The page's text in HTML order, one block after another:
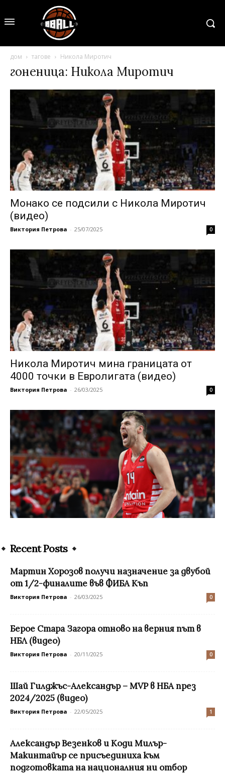
дом тагове Никола Миротич
гоненица: Никола Миротич
Монако се подсили с Никола Миротич
(видео)
Виктория Петрова - 25/07/2025 0
Никола Миротич мина границата от
4000 точки в Евролигата (видео)
Виктория Петрова - 26/03/2025 0
Recent Posts
Мартин Хорозов получи назначение за двубой
от 1/2-финалите във ФИБА Къп
Виктория Петрова - 26/03/2025 0
Берое Стара Загора отново на верния път в
НБЛ (видео)
Виктория Петрова - 20/11/2025 0
Шай Гилджъс-Александър – MVP в НБА през
2024/2025 (видео)
Виктория Петрова - 22/05/2025 1
Александър Везенков и Коди Милър-
Макинтайър се присъединиха към
подготовката на националния ни отбор